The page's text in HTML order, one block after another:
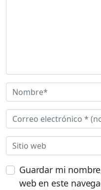
Guardar mi
web en este